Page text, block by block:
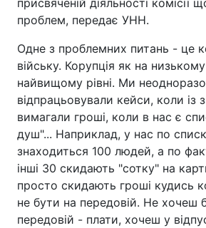
присвяченій діяльності комісії
проблем, передає УНН.
Одне з проблемних питань - це
війську. Корупція як на
найвищому рівні. Ми
відпрацьовували кейси, коли із
вимагали гроші, коли в нас є
душ"... Наприклад, у нас по
знаходиться 100 людей, а по
інші 30 скидають "сотку" на
просто скидають гроші кудись
не бути на передовій. Не хочеш
передовій - плати, хочеш у